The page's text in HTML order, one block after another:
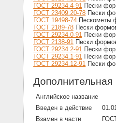
ГОСТ 29234.4-91 Пески
ГОСТ 23409.20-78 Пески
ГОСТ 19498-74 Пескометы
ГОСТ 2189-78 Пески
ГОСТ 29234.0-91 Пески
ГОСТ 2138-91 Пески
ГОСТ 29234.2-91 Пески
ГОСТ 29234.1-91 Пески
ГОСТ 29234.12-91 Пески
Английское название
Введен в действие
Взамен в части